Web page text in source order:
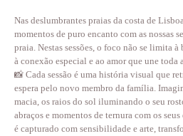
Nas deslumbrantes praias da costa de
momentos de puro encanto com as nossas
praia. Nestas sessões, o foco não se limita
à conexão especial e ao amor que une
📸 Cada sessão é uma história visual que
espera pelo novo membro da família.
macia, os raios do sol iluminando o seu
abraços e momentos de ternura com os
é capturado com sensibilidade e arte,